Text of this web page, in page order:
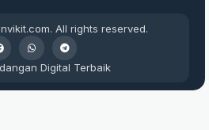
All rights reserved.
Digital Terbaik